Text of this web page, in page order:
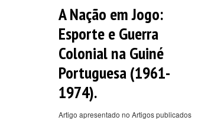
A Nação em Jogo:
Esporte e Guerra
Colonial na Guiné
Portuguesa (1961-
1974).
Artigo apresentado no Artigos publicados